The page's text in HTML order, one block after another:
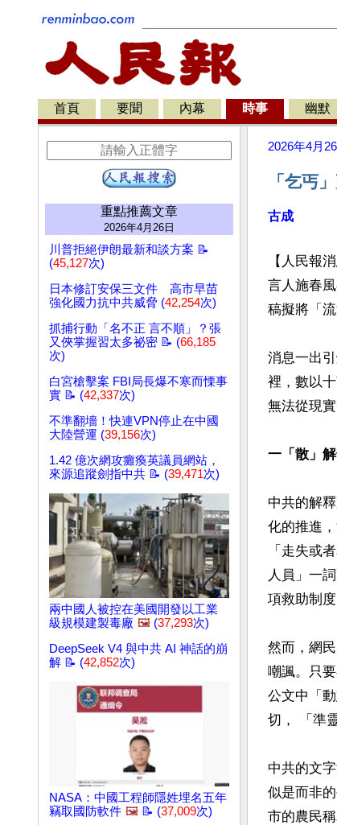
首頁 要聞 內幕 時事 幽默
重點推薦文章
2026年4月26日
川普拒絕伊朗最新和談方案 📝
(45,127次)
日本修訂安保三文件 高市早苗
強化國力抗中共威脅 (42,254次)
抓捕行動「名不正 言不順」？張
又俠掌握習太多祕密 📝 (66,185
次)
白宮槍擊案 FBI局長爆不寒而慄事
實 📝 (42,337次)
不準翻墻！快連VPN停止在中國
大陸營運 (39,156次)
1.42 億次網攻癱瘓英議員網站，
來源追蹤劍指中共 📝 (39,471次)
兩中國人被控在美國開發以工業
級規模建製毒廠 🖼️ (37,293次)
DeepSeek V4 與中共 AI 神話的崩
解 📝 (42,852次)
NASA：中國工程師隱姓埋名五年
竊取國防軟件 🖼️ 📝 (37,009次)
2026年4月
「乞丐
古成
【人民報
言人施春
稿擬將「
消息一出
裡，數以
無法從現實
一「散」
中共的解
化的推進
「走失或
人員」一
項救助制度
然而，網
嘲諷。只
公文中「
切， 「準
中共的文
似是而非
市的農民